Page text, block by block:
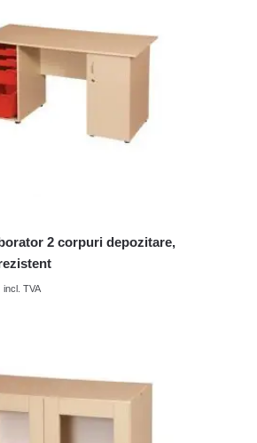
2 corpuri depozitare,
incl. TVA